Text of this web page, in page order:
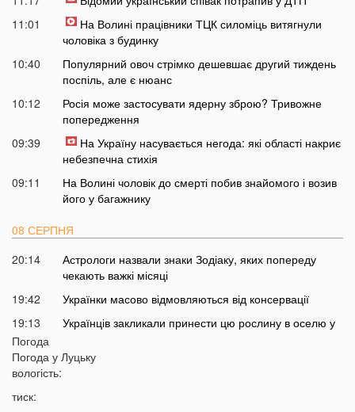
11:01
На Волині працівники ТЦК силоміць витягнули
чоловіка з будинку
10:40
Популярний овоч стрімко дешевшає другий тиждень
поспіль, але є нюанс
10:12
Росія може застосувати ядерну зброю? Тривожне
попередження
09:39
На Україну насувається негода: які області накриє
небезпечна стихія
09:11
На Волині чоловік до смерті побив знайомого і возив
його у багажнику
08 СЕРПНЯ
20:14
Астрологи назвали знаки Зодіаку, яких попереду
чекають важкі місяці
19:42
Українки масово відмовляються від консервації
19:13
Українців закликали принести цю рослину в оселю у
18:41
Мороз чи аномальне тепло: якою буде зима в Україні
Погода
Погода у Луцьку
вологість:
тиск: